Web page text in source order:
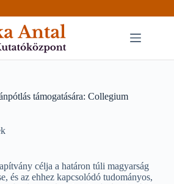
támogatására: Collegium
célja a határon túli magyarság
és az ehhez kapcsolódó tudományos,